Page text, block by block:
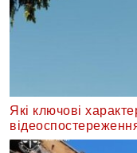
Які ключові